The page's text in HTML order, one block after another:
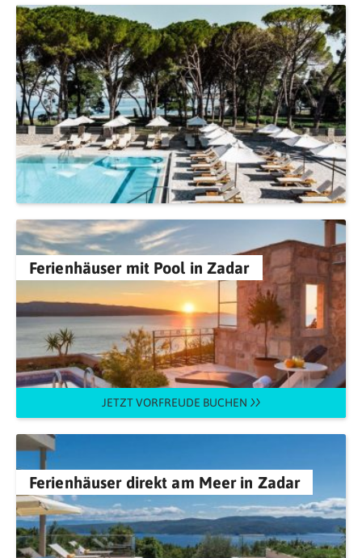
Ferienhäuser mit Pool in Zadar
JETZT VORFREUDE BUCHEN
Ferienhäuser direkt am Meer in Zadar